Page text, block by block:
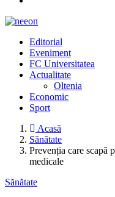
Editorial
Eveniment
FC Universitatea
Actualitate
Oltenia
Economic
Sport
Acasă
Sănătate
Prevenția care scapă
medicale
Sănătate